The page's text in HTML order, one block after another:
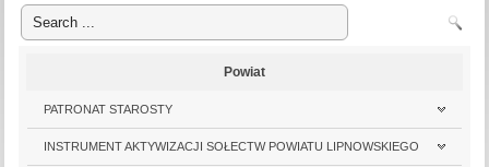
Powiat
PATRONAT STAROSTY
INSTRUMENT AKTYWIZACJI SOŁECTW POWIATU LIPNOWSKIEGO